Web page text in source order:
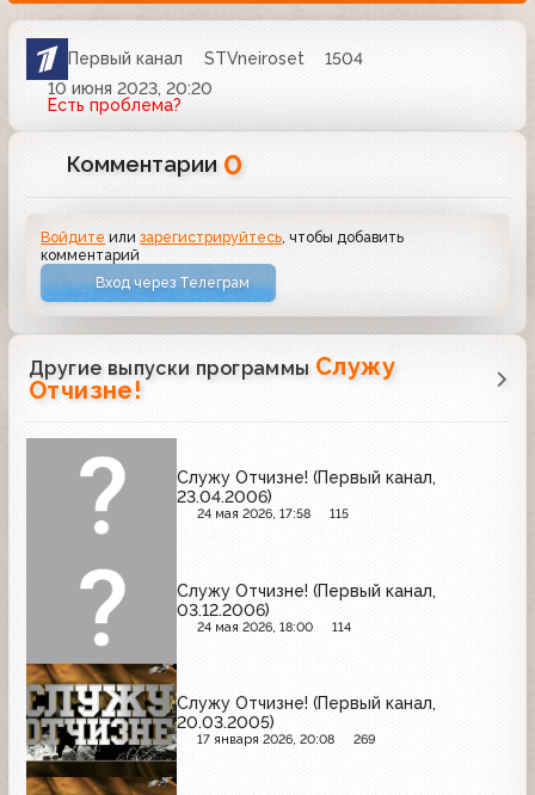
Первый канал STVneiroset
1504
10 июня 2023, 20:20
Есть проблема?
Комментарии 0
Войдите илизарегистрируйтесь , чтобы добавить
комментарий
Вход через Телеграм
Другие выпуски программы Служу
Отчизне!
Служу Отчизне! (Первый канал,
23.04.2006)
24 мая 2026, 17:58 115
Служу Отчизне! (Первый канал,
03.12.2006)
24 мая 2026, 18:00 114
Служу Отчизне! (Первый канал,
20.03.2005)
17 января 2026, 20:08 269